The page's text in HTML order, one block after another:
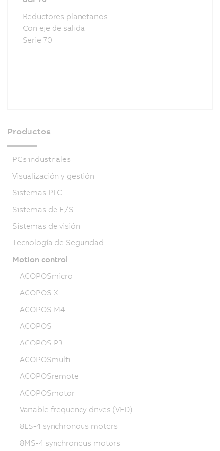
Reductores planetarios
Con eje de salida
Serie 70
Productos
PCs industriales
Visualización y gestión
Sistemas PLC
Sistemas de E/S
Sistemas de visión
Tecnología de Seguridad
Motion control
ACOPOSmicro
ACOPOS X
ACOPOS M4
ACOPOS
ACOPOS P3
ACOPOSmulti
ACOPOSremote
ACOPOSmotor
Variable frequency drives (VFD)
8LS-4 synchronous motors
8MS-4 synchronous motors